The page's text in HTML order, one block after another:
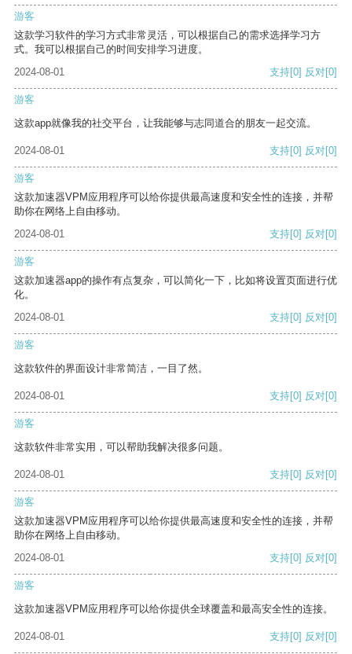
游客
这款学习软件的学习方式非常灵活，可以根据自己的需求选择学习方
式。我可以根据自己的时间安排学习进度。
2024-08-01
支持[0] 反对[0]
游客
这款app就像我的社交平台，让我能够与志同道合的朋友一起交流。
2024-08-01 支持[0] 反对[0]
游客
这款加速器VPM应用程序可以给你提供最高速度和安全性的连接，并帮
助你在网络上自由移动。
2024-08-01
支持[0] 反对[0]
游客
这款加速器app的操作有点复杂，可以简化一下，比如将设置页面进行优
化。
2024-08-01
支持[0] 反对[0]
游客
这款软件的界面设计非常简洁，一目了然。
2024-08-01 支持[0] 反对[0]
游客
这款软件非常实用，可以帮助我解决很多问题。
2024-08-01 支持[0] 反对[0]
游客
这款加速器VPM应用程序可以给你提供最高速度和安全性的连接，并帮
助你在网络上自由移动。
2024-08-01
支持[0] 反对[0]
游客
这款加速器VPM应用程序可以给你提供全球覆盖和最高安全性的连接。
2024-08-01 支持[0] 反对[0]